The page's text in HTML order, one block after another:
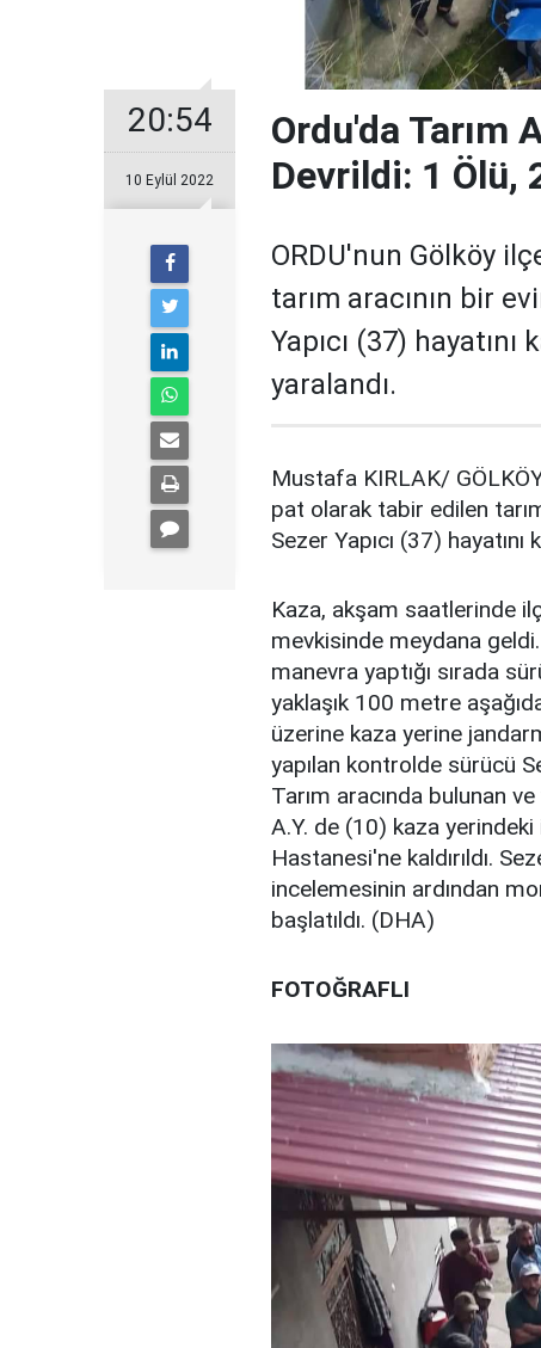
20:54
10 Eylül 2022
Ordu'da Tarım
Devrildi: 1 Ölü,
ORDU'nun Gölköy
tarım aracının bir
Yapıcı (37)
yaralandı.
Mustafa KIRLAK/
pat olarak tabir edilen
Sezer Yapıcı (37)
Kaza, akşam saatlerinde
mevkisinde meydana
manevra yaptığı sırada
yaklaşık 100 metre
üzerine kaza yerine
yapılan kontrolde sürücü
Tarım aracında bulunan
A.Y. de (10) kaza
Hastanesi'ne kaldırıldı.
incelemesinin ardından
başlatıldı. (DHA)
FOTOĞRAFLI